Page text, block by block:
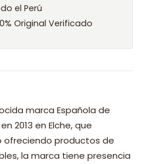
el Perú
Original Verificado
marca Española de
2013 en Elche, que
ofreciendo productos de
la marca tiene presencia